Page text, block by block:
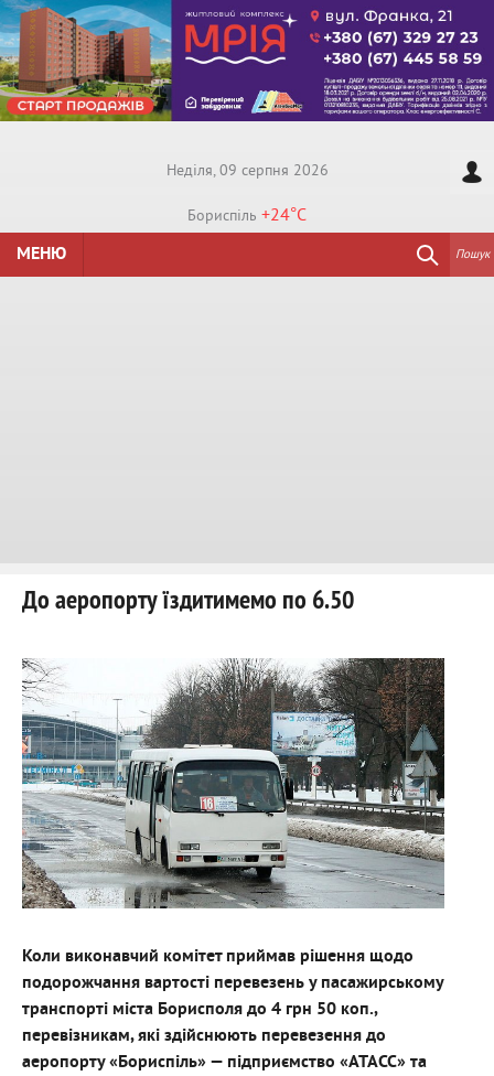
Недiля, 09 серпня 2026
Бориспiль +24°C
МЕНЮ
Пошук
До аеропорту їздитимемо по 6.50
Коли виконавчий комітет приймав рішення щодо
подорожчання вартості перевезень у пасажирському
транспорті міста Борисполя до 4 грн 50 коп.,
перевізникам, які здійснюють перевезення до
аеропорту «Бориспіль» — підприємство «АТАСС» та